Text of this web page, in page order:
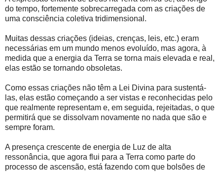
do tempo, fortemente sobrecarregada com as criações de
uma consciência coletiva tridimensional.
Muitas dessas criações (ideias, crenças, leis, etc.) eram
necessárias em um mundo menos evoluído, mas agora, à
medida que a energia da Terra se torna mais elevada e real,
elas estão se tornando obsoletas.
Como essas criações não têm a Lei Divina para sustentá-
las, elas estão começando a ser vistas e reconhecidas pelo
que realmente representam e, em seguida, rejeitadas, o que
permitirá que se dissolvam novamente no nada que são e
sempre foram.
A presença crescente de energia de Luz de alta
ressonância, que agora flui para a Terra como parte do
processo de ascensão, está fazendo com que bolsões de